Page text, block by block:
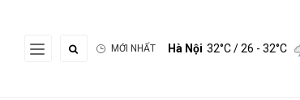
MỚI NHẤT Hà Nội 32°C/ 26 - 32°C